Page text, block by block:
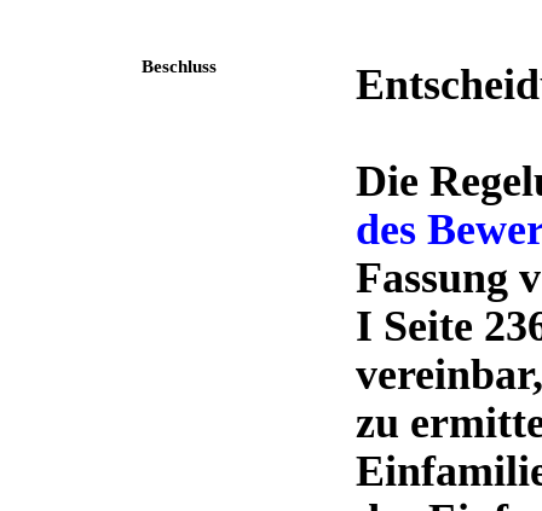
Beschluss
Die
des
Fassung
I Seite
zu